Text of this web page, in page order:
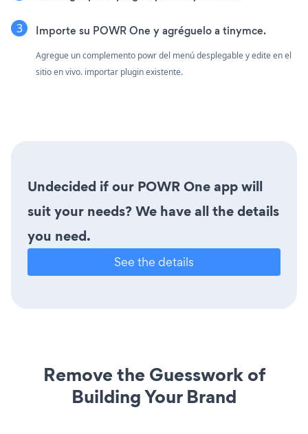
Importe su POWR One y agréguelo a tinymce.
Agregue un complemento powr del menú desplegable y edite en el
sitio en vivo. importar plugin existente.
Undecided if our POWR One app will
suit your needs? We have all the details
you need.
See the details
Remove the Guesswork of
Building Your Brand